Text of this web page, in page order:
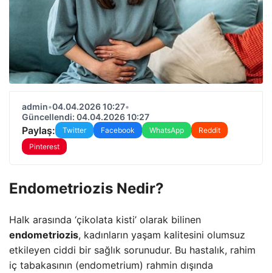
admin•04.04.2026 10:27•
Güncellendi: 04.04.2026 10:27
Paylaş: Twitter Facebook WhatsApp
Reddit
Pinterest
Endometriozis Nedir?
Halk arasında ‘çikolata kisti’ olarak bilinen
endometriozis, kadınların yaşam kalitesini olumsuz
etkileyen ciddi bir sağlık sorunudur. Bu hastalık, rahim
iç tabakasının (endometrium) rahmin dışında